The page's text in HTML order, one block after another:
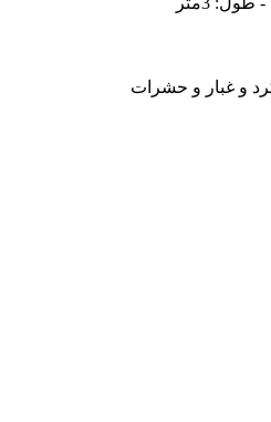
و غبار و حشرات